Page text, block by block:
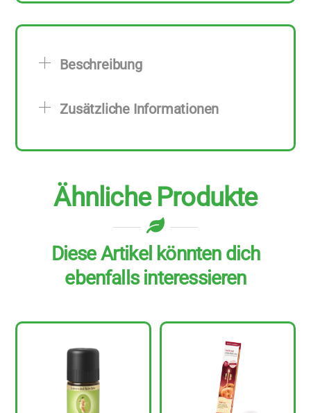
10
Beschreibung
Zusätzliche Informationen
Ähnliche Produkte
Diese Artikel könnten dich
ebenfalls interessieren